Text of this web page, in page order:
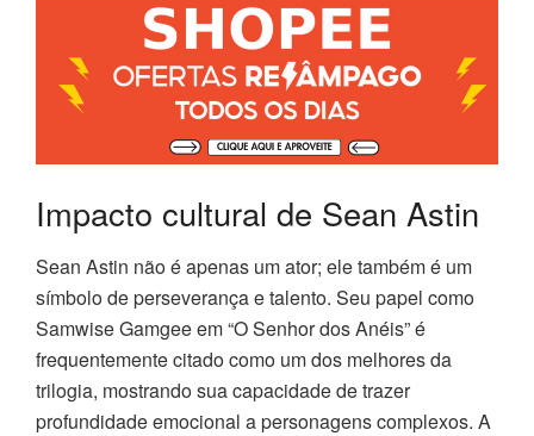
Impacto cultural de Sean Astin
Sean Astin não é apenas um ator; ele também é um
símbolo de perseverança e talento. Seu papel como
Samwise Gamgee em “O Senhor dos Anéis” é
frequentemente citado como um dos melhores da
trilogia, mostrando sua capacidade de trazer
profundidade emocional a personagens complexos. A